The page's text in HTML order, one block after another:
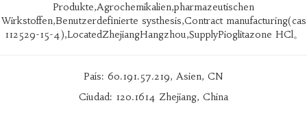
Produkte,Agrochemikalien,pharmazeutischen
Wirkstoffen,Benutzerdefinierte systhesis,Contract manufacturing(cas
112529-15-4),LocatedZhejiangHangzhou,SupplyPioglitazone HCl。
País: 60.191.57.219, Asien, CN
Ciudad: 120.1614 Zhejiang, China